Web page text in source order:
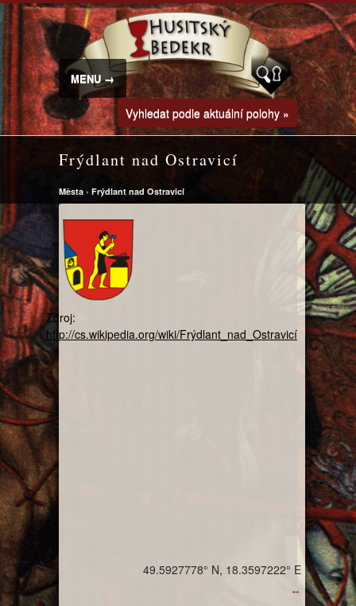
MENU →
Vyhledat podle aktuální polohy »
Frýdlant nad Ostravicí
Města › Frýdlant nad Ostravicí
Zdroj:
http://cs.wikipedia.org/wiki/Frýdlant_nad_Ostravicí
↔
49.5927778° N, 18.3597222° E